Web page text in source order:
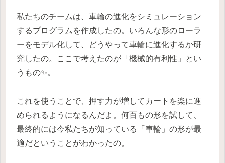
私たちのチームは、車輪の進化をシミュレーション
するプログラムを作成したの。いろんな形のローラ
ーをモデル化して、どうやって車輪に進化するか研
究したの。ここで考えたのが「機械的有利性」とい
うもの✨。
これを使うことで、押す力が増してカートを楽に進
められるようになるんだよ。何百もの形を試して、
最終的には今私たちが知っている「車輪」の形が最
適だということがわかったの。